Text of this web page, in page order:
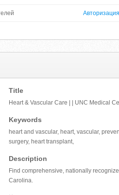
Авторизация
Title
Heart & Vascular Care | | UNC Medical
Keywords
heart and vascular, heart, vascular,
surgery, heart transplant,
Description
Find comprehensive, nationally
Carolina.